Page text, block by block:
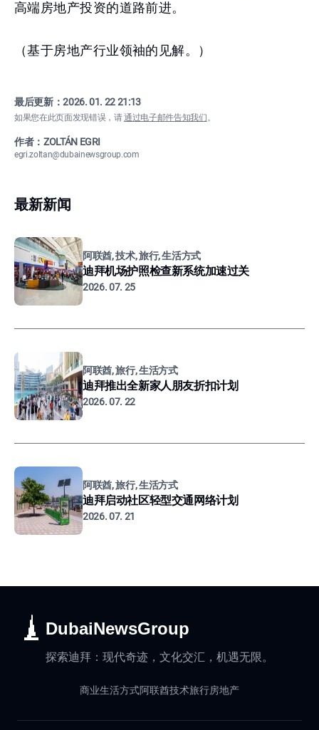
高端房地产投资的道路前进。
（基于房地产行业领袖的见解。）
最后更新：2026. 01. 22 21:13
如果您在此页面发现错误，请通过电子邮件告知我们。
作者：ZOLTÁN EGRI
egri.zoltan@dubainewsgroup.com
最新新闻
阿联酋, 技术, 旅行, 生活方式
迪拜机场护照检查新系统加速过关
2026. 07. 25
阿联酋, 旅行, 生活方式
迪拜推出全新家人朋友折扣计划
2026. 07. 22
阿联酋, 旅行, 生活方式
迪拜启动社区轻型交通网络计划
2026. 07. 21
DubaiNewsGroup
探索迪拜：现代奇迹，文化交汇，机遇无限。
商业生活方式阿联酋技术旅行房地产